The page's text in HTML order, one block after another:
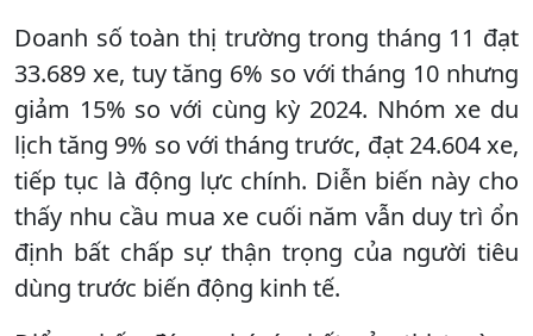
Doanh số toàn thị trường trong tháng 11 đạt
33.689 xe, tuy tăng 6% so với tháng 10 nhưng
giảm 15% so với cùng kỳ 2024. Nhóm xe du
lịch tăng 9% so với tháng trước, đạt 24.604 xe,
tiếp tục là động lực chính. Diễn biến này cho
thấy nhu cầu mua xe cuối năm vẫn duy trì ổn
định bất chấp sự thận trọng của người tiêu
dùng trước biến động kinh tế.